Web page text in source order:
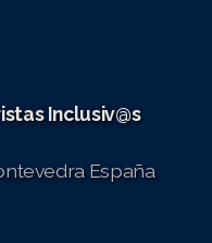
Inclusiv@s
España